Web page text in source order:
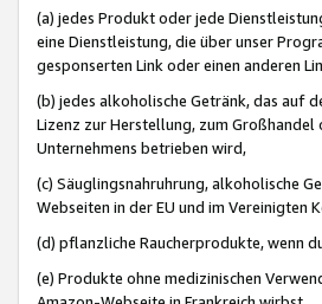
(a) jedes Produkt oder jede
eine Dienstleistung, die über unser
gesponserten Link oder einen anderen
(b) jedes alkoholische Getränk, das auf
Lizenz zur Herstellung, zum
Unternehmens betrieben wird,
(c) Säuglingsnahruhrung, alkoholische
Webseiten in der EU und im Vereinigten
(d) pflanzliche Raucherprodukte, wenn
(e) Produkte ohne medizinischen